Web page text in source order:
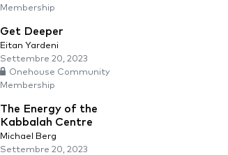
Membership
Get Deeper
Eitan Yardeni
Settembre 20, 2023
Onehouse Community
Membership
The Energy of the
Kabbalah Centre
Michael Berg
Settembre 20, 2023